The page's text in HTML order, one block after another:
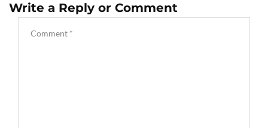
Write a Reply or Comment